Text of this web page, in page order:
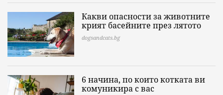
Какви опасности за животните
крият басейните през лятото
dogsandcats.bg
6 начина, по които котката ви
комуникира с вас